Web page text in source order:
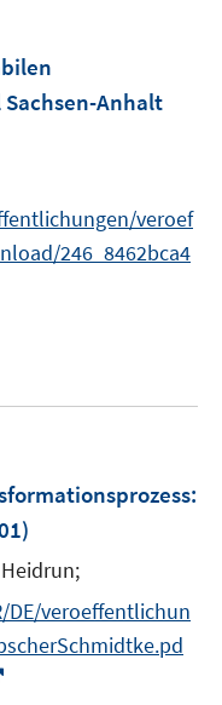
Anhalt
veroef
246_8462bca4
F
n
s
:
veroeffentlichun